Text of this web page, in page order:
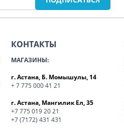
КОНТАКТЫ
МАГАЗИНЫ:
г. Астана, Б. Момышулы, 14
+ 7 775 000 41 21
г. Астана, Мангилик Ел, 35
+7 775 019 20 21
+7 (7172) 431 431